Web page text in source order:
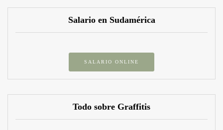
Salario en Sudamérica
SALARIO ONLINE
Todo sobre Graffitis